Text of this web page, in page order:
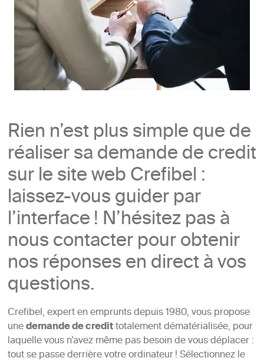
Rien n’est plus simple que de
réaliser sa demande de credit
sur le site web Crefibel :
laissez-vous guider par
l’interface ! N’hésitez pas à
nous contacter pour obtenir
nos réponses en direct à vos
questions.
Crefibel, expert en emprunts depuis 1980, vous propose
unedemande de credittotalement dématérialisée, pour
laquelle vous n’avez même pas besoin de vous déplacer :
tout se passe derrière votre ordinateur ! Sélectionnez le